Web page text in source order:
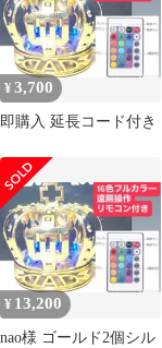
¥3,700
即購入 延長コード付き
¥ 13,200
nao様 ゴールド2個シル